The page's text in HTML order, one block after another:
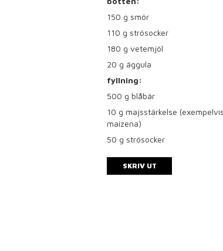
150 g smör
110 g strösocker
180 g vetemjöl
20 g äggula
fyllning:
500 g blåbär
10 g majsstärkelse (exempelvis
maizena)
50 g strösocker
SKRIV UT